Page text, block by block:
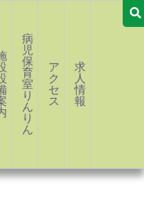
・
病
児
保
育
室
り
ん
り
ん
ア
ク
セ
ス
求
人
情
報